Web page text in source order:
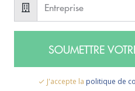
SOUMETTRE
J'accepte la politique de